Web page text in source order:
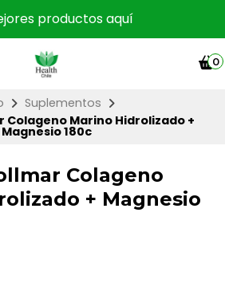
productos aquí
0
Suplementos
Colageno Marino Hidrolizado +
Magnesio 180c
Colageno
+ Magnesio